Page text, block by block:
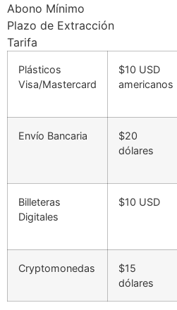
Abono Mínimo
Plazo de Extracción
Tarifa
Plásticos
Visa/Mastercard
$10 USD
americanos
Envío Bancaria
$20
dólares
Billeteras
Digitales
$10 USD
Cryptomonedas
$15
dólares